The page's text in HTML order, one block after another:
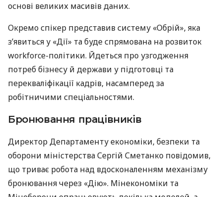
основі великих масивів даних.
Окремо спікер представив систему «Обрій», яка
з’явиться у «Дії» та буде спрямована на розвиток
workforce-політики. Йдеться про узгодження
потреб бізнесу й держави у підготовці та
перекваліфікації кадрів, насамперед за
робітничими спеціальностями.
Бронювання працівників
Директор Департаменту економіки, безпеки та
оборони міністерства Сергій Сметанко повідомив,
що триває робота над вдосконаленням механізму
бронювання через «Дію». Мінекономіки та